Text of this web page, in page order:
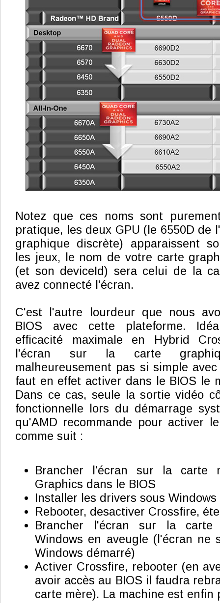
Notez que ces noms sont
pratique, les deux GPU (le 6550D de
graphique discrète) apparaissent
les jeux, le nom de votre carte
(et son deviceId) sera celui de la
avez connecté l'écran.
C'est l'autre lourdeur que nous
BIOS avec cette plateforme.
efficacité maximale en Hybrid
l'écran sur la carte
malheureusement pas si simple
faut en effet activer dans le BIOS le
Dans ce cas, seule la sortie vidéo
fonctionnelle lors du démarrage
qu'AMD recommande pour activer
comme suit :
Brancher l'écran sur la carte
Graphics dans le BIOS
Installer les drivers sous
Rebooter, desactiver Crossfire,
Brancher l'écran sur la carte
Windows en aveugle (l'écran ne
Windows démarré)
Activer Crossfire, rebooter (en
avoir accès au BIOS il faudra
carte mère). La machine est enfin